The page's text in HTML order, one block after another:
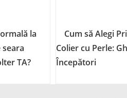
la
TA?
Cum să Alegi
Colier cu Perle:
Începători